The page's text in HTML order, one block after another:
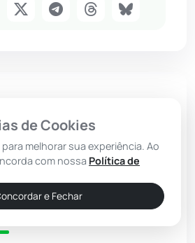
de Vitória
Guanambi e
de IA
de Cookies
melhorar sua experiência. Ao
com nossa Política de
e Fechar